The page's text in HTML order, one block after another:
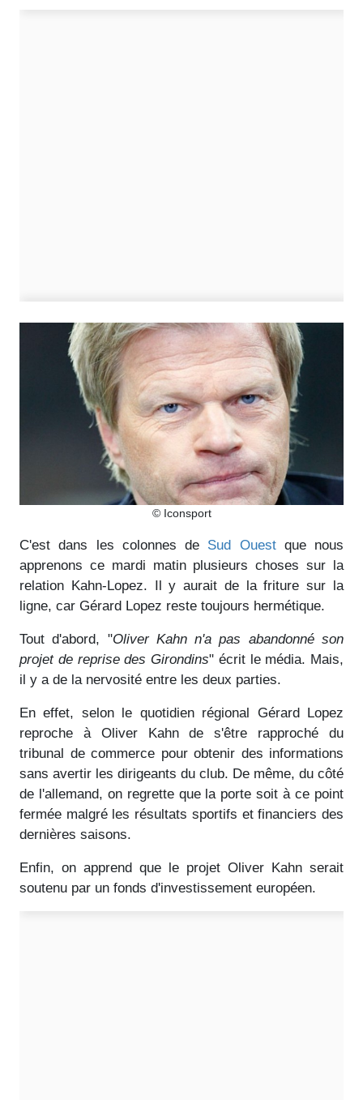
© Iconsport
C'est dans les colonnes de Sud Ouestque nous
apprenons ce mardi matin plusieurs choses sur la
relation Kahn-Lopez. Il y aurait de la friture sur la
ligne, car Gérard Lopez reste toujours hermétique.
Tout d'abord, "Oliver Kahn n'a pas abandonné son
projet de reprise des Girondins" écrit le média. Mais,
il y a de la nervosité entre les deux parties.
En effet, selon le quotidien régional Gérard Lopez
reproche à Oliver Kahn de s'être rapproché du
tribunal de commerce pour obtenir des informations
sans avertir les dirigeants du club. De même, du côté
de l'allemand, on regrette que la porte soit à ce point
fermée malgré les résultats sportifs et financiers des
dernières saisons.
Enfin, on apprend que le projet Oliver Kahn serait
soutenu par un fonds d'investissement européen.